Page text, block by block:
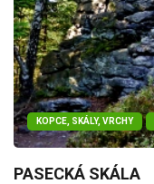
KOPCE, SKÁLY, VRCHY
PASECKÁ SKÁLA